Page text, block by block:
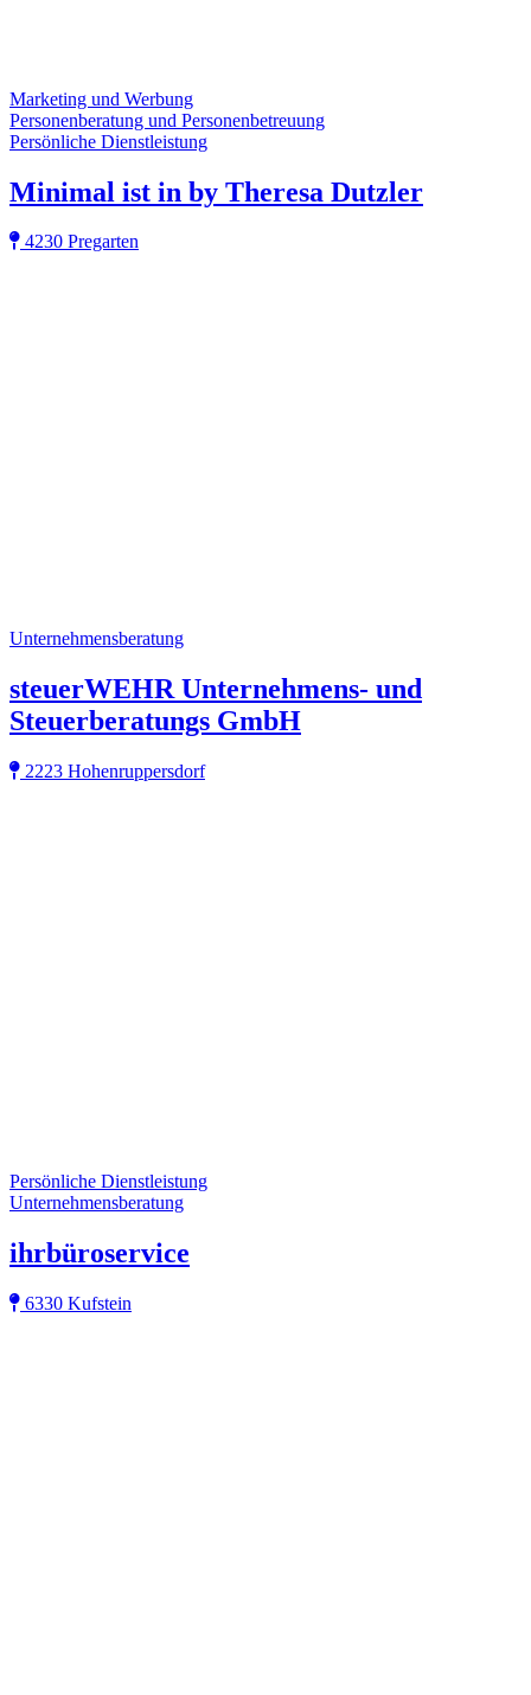
Marketing und Werbung
Personenberatung und Personenbetreuung
Persönliche Dienstleistung
Minimal ist in by Theresa Dutzler
4230 Pregarten
Unternehmensberatung
steuerWEHR Unternehmens- und
Steuerberatungs GmbH
2223 Hohenruppersdorf
Persönliche Dienstleistung
Unternehmensberatung
ihrbüroservice
6330 Kufstein